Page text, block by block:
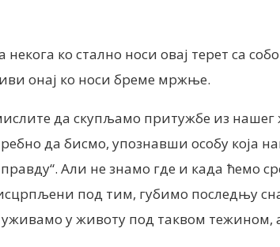
некога ко стално носи овај терет са
онај ко носи бреме мржње.
да скупљамо притужбе из
да бисмо, упознавши особу која
Али не знамо где и када ћемо
под тим, губимо последњу
у животу под таквом тежином,